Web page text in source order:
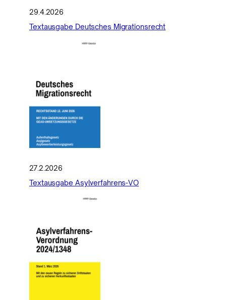
29.4.2026
Textausgabe Deutsches Migrationsrecht
27.2.2026
Textausgabe Asylverfahrens-VO